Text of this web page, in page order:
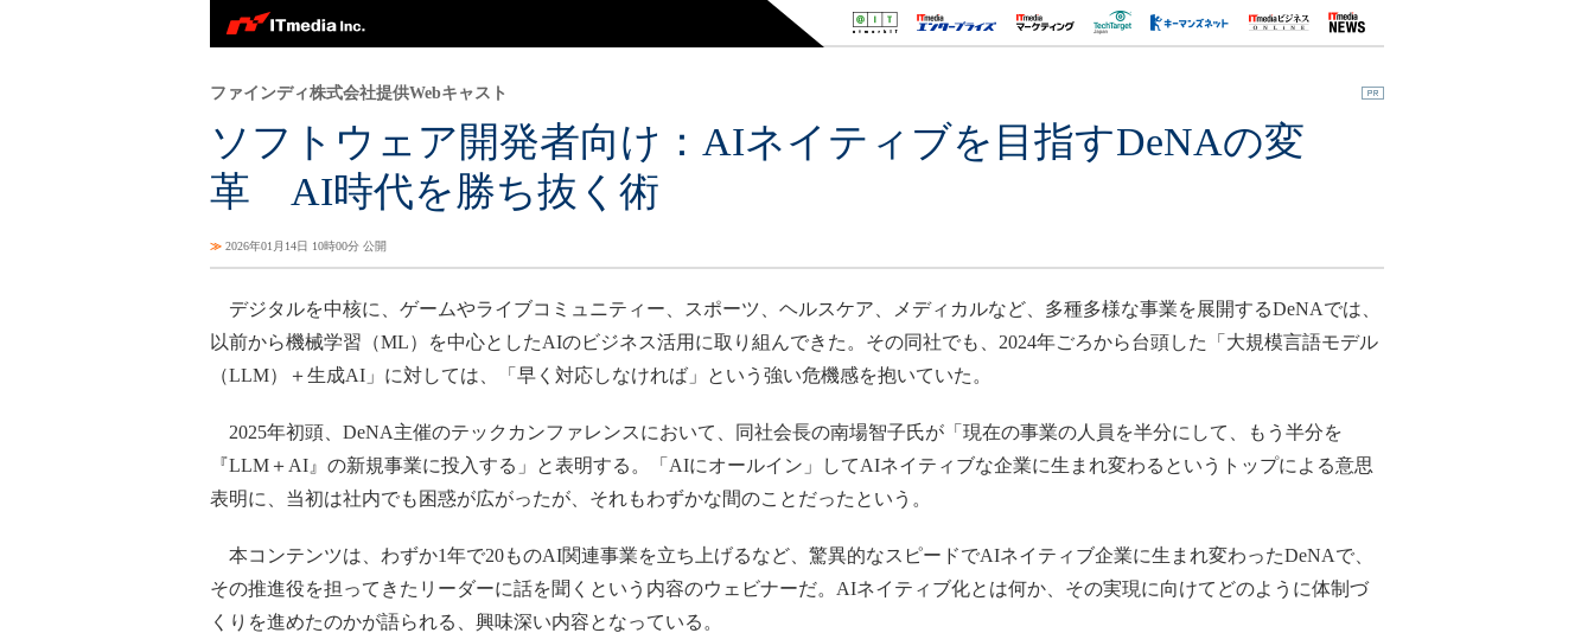
ソフトウェア開発者向け：AIネイティブを目指すDeNAの変
革 AI時代を勝ち抜く術
ファインディ株式会社提供Webキャスト
≫ 2026年01月14日 10時00分 公開
デジタルを中核に、ゲームやライブコミュニティー、スポーツ、ヘルスケア、メディカルなど、多種多様な事業を展開するDeNAでは、
以前から機械学習（ML）を中心としたAIのビジネス活用に取り組んできた。その同社でも、2024年ごろから台頭した「大規模言語モデル
（LLM）＋生成AI」に対しては、「早く対応しなければ」という強い危機感を抱いていた。
2025年初頭、DeNA主催のテックカンファレンスにおいて、同社会長の南場智子氏が「現在の事業の人員を半分にして、もう半分を
『LLM＋AI』の新規事業に投入する」と表明する。「AIにオールイン」してAIネイティブな企業に生まれ変わるというトップによる意思
表明に、当初は社内でも困惑が広がったが、それもわずかな間のことだったという。
本コンテンツは、わずか1年で20ものAI関連事業を立ち上げるなど、驚異的なスピードでAIネイティブ企業に生まれ変わったDeNAで、
その推進役を担ってきたリーダーに話を聞くという内容のウェビナーだ。AIネイティブ化とは何か、その実現に向けてどのように体制づ
くりを進めたのかが語られる、興味深い内容となっている。